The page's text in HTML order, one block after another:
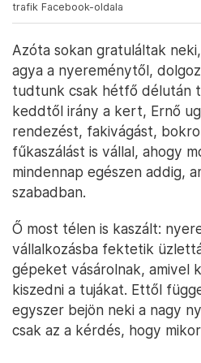
trafik Facebook-oldala
Azóta sokan gratuláltak
agya a nyereménytől,
tudtunk csak hétfő délután
keddtől irány a kert, Ernő
rendezést, fakivágást,
fűkaszálást is vállal, ahogy
mindennap egészen addig,
szabadban.
Ő most télen is kaszált:
vállalkozásba fektetik
gépeket vásárolnak, amivel
kiszedni a tujákat. Ettől
egyszer bejön neki a nagy
csak az a kérdés, hogy